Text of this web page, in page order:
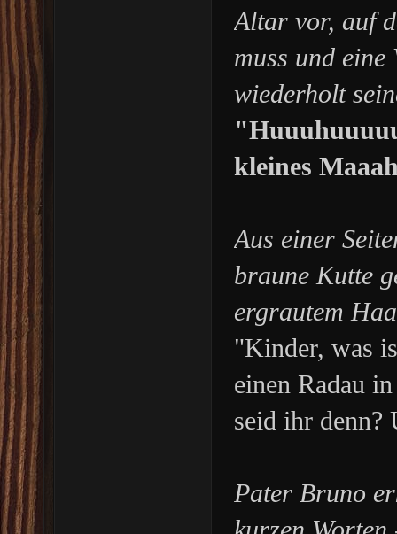
Altar vor, auf
muss und
wiederholt
kleines
Aus einer
braune Kutte
ergrautem
"Kinder, was
einen Radau
seid ihr
Pater Bruno